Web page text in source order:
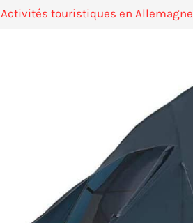
Activités touristiques en Allemagne